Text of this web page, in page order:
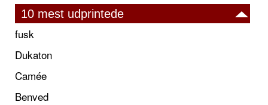
10 mest udprintede
fusk
Dukaton
Camée
Benved